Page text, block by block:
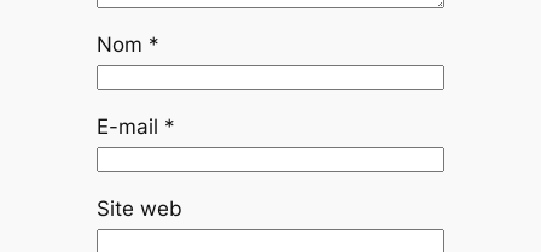
Nom *
E-mail *
Site web